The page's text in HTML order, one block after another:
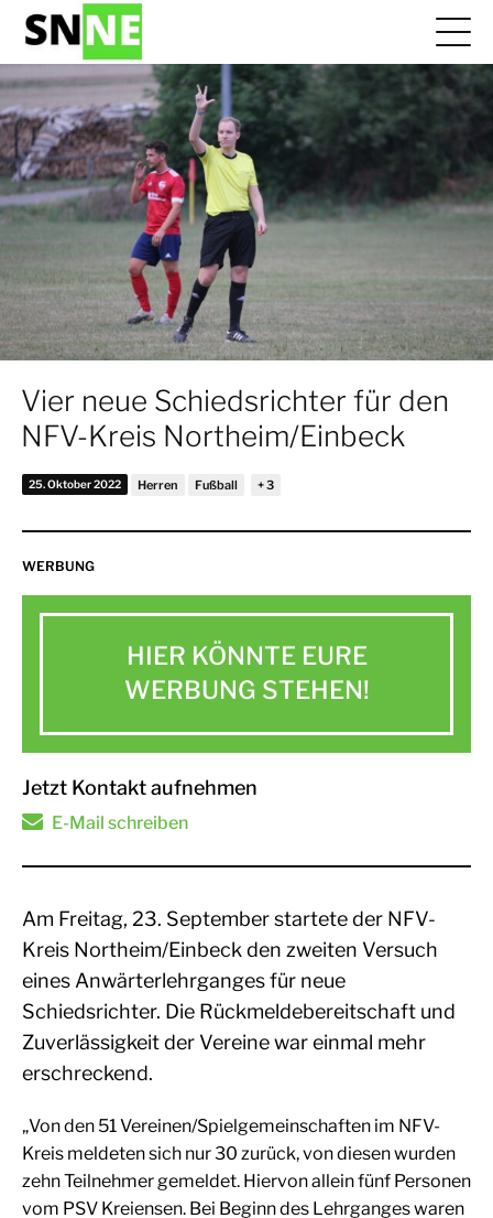
Vier neue Schiedsrichter für den
NFV-Kreis Northeim/Einbeck
25. Oktober 2022 Herren Fußball
WERBUNG
HIER KÖNNTE EURE
WERBUNG STEHEN!
Jetzt Kontakt aufnehmen
E-Mail schreiben
Am Freitag, 23. September startete der NFV-
Kreis Northeim/Einbeck den zweiten Versuch
eines Anwärterlehrganges für neue
Schiedsrichter. Die Rückmeldebereitschaft und
Zuverlässigkeit der Vereine war einmal mehr
erschreckend.
„Von den 51 Vereinen/Spielgemeinschaften im NFV-
Kreis meldeten sich nur 30 zurück, von diesen wurden
zehn Teilnehmer gemeldet. Hiervon allein fünf Personen
vom PSV Kreiensen. Bei Beginn des Lehrganges waren